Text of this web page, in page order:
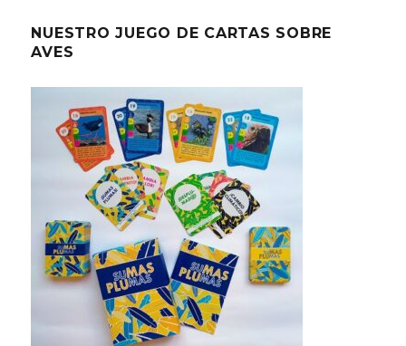
NUESTRO JUEGO DE CARTAS SOBRE
AVES